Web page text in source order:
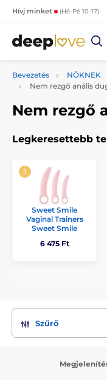
Hívj minket (Hé-Pé 10-17)
Bevezetés NŐKNEK
Nem rezgő anális
Nem rezgő
Legkeresettebb
Sweet Smile
Vaginal Trainers
Sweet Smile
6 475 Ft
Szűrő